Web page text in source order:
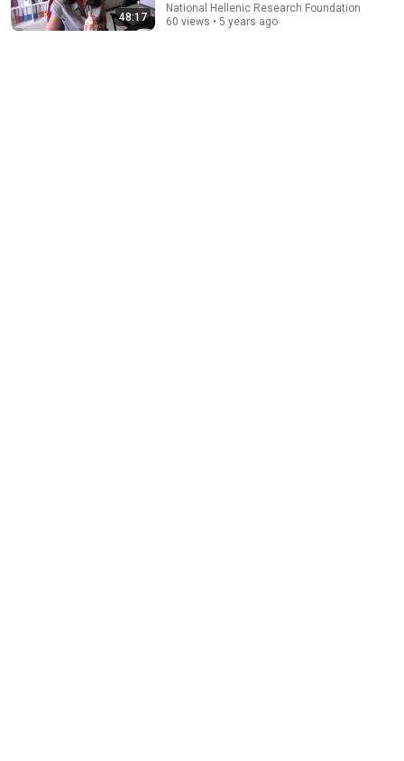
Ο Μοριάς στα χρόνια των Βενετών - Κοινωνία και
48:17
National Hellenic Research Foundation
60 views • 5 years ago